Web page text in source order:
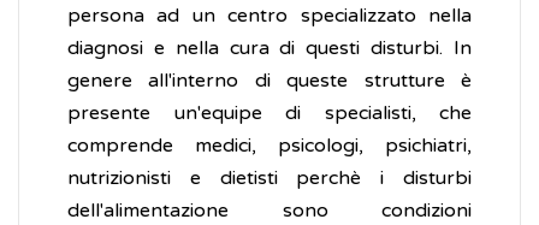
persona ad un centro specializzato nella
diagnosi e nella cura di questi disturbi. In
genere all'interno di queste strutture è
presente un'equipe di specialisti, che
comprende medici, psicologi, psichiatri,
nutrizionisti e dietisti perchè i disturbi
dell'alimentazione sono condizioni